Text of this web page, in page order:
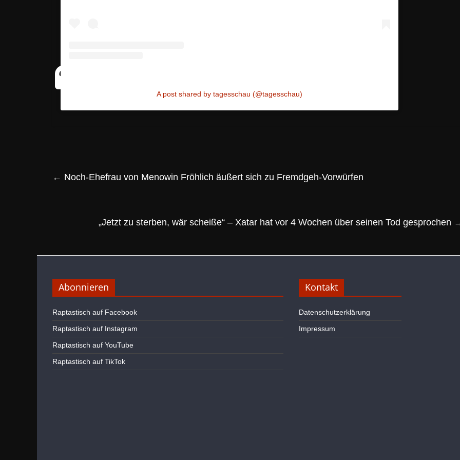
A post shared by tagesschau (@tagesschau)
← Noch-Ehefrau von Menowin Fröhlich äußert sich zu Fremdgeh-Vorwürfen
„Jetzt zu sterben, wär scheiße“ – Xatar hat vor 4 Wochen über seinen Tod gesprochen
Abonnieren
Raptastisch auf Facebook
Raptastisch auf Instagram
Raptastisch auf YouTube
Raptastisch auf TikTok
Kontakt
Datenschutzerklärung
Impressum